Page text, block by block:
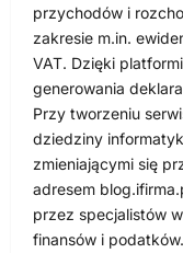
przychodów i
zakresie m.in.
VAT. Dzięki
generowania
Przy tworzeniu
dziedziny
zmieniającymi się
adresem
przez specjalistów
finansów i